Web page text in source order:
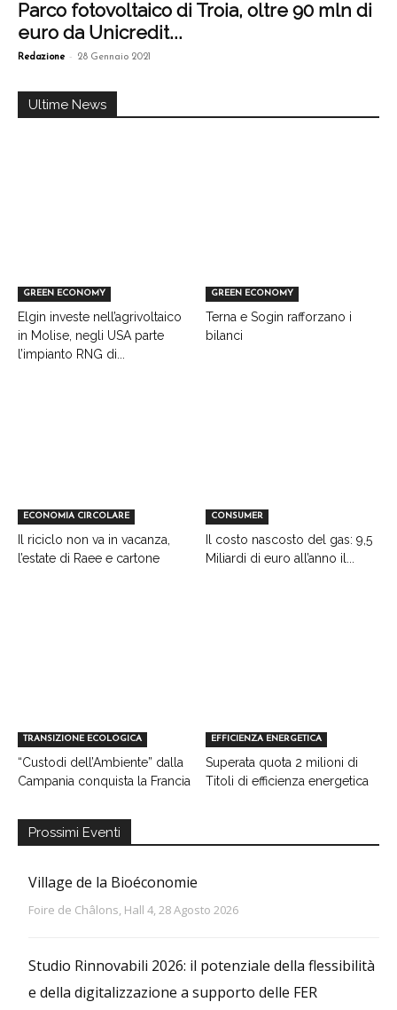
Parco fotovoltaico di Troia, oltre 90 mln di
euro da Unicredit...
Redazione - 28 Gennaio 2021
Ultime News
GREEN ECONOMY
Elgin investe nell’agrivoltaico
in Molise, negli USA parte
l’impianto RNG di...
GREEN ECONOMY
Terna e Sogin rafforzano i
bilanci
ECONOMIA CIRCOLARE
Il riciclo non va in vacanza,
l’estate di Raee e cartone
CONSUMER
Il costo nascosto del gas: 9,5
Miliardi di euro all’anno il...
TRANSIZIONE ECOLOGICA
“Custodi dell’Ambiente” dalla
Campania conquista la Francia
EFFICIENZA ENERGETICA
Superata quota 2 milioni di
Titoli di efficienza energetica
Prossimi Eventi
Village de la Bioéconomie
Foire de Châlons, Hall 4, 28 Agosto 2026
Studio Rinnovabili 2026: il potenziale della flessibilità
e della digitalizzazione a supporto delle FER